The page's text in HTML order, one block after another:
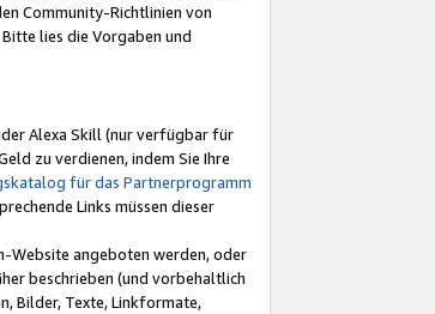
Community-Richtlinien von
lies die Vorgaben und
Alexa Skill (nur verfügbar für
zu verdienen, indem Sie Ihre
für das Partnerprogramm
Links müssen dieser
Website angeboten werden, oder
beschrieben (und vorbehaltlich
Bilder, Texte, Linkformate,